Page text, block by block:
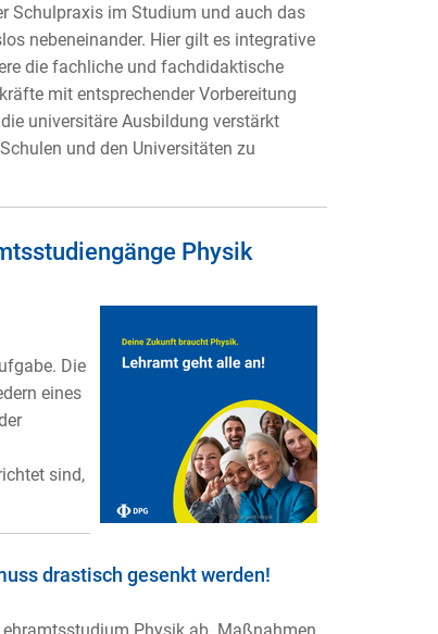
Schulpraxis im Studium und auch das
nebeneinander. Hier gilt es integrative
die fachliche und fachdidaktische
mit entsprechender Vorbereitung
universitäre Ausbildung verstärkt
und den Universitäten zu
Physik
Die
eines
sind,
drastisch gesenkt werden!